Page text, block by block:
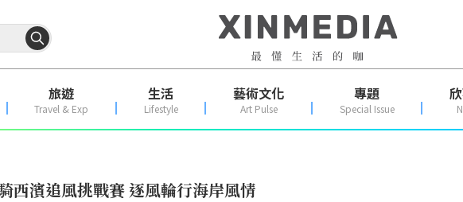
旅遊
Travel & Exp
生活
Lifestyle
藝術文化
Art Pulse
專題
Special Issue
西濱追風挑戰賽 逐風輪行海岸風情